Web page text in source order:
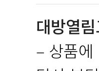
대방열
– 상품